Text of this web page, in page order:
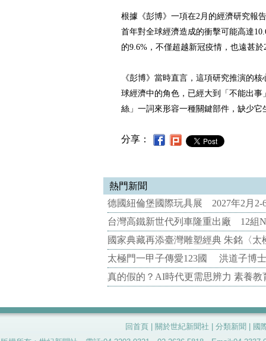
根據《彭博》一項在2月的經濟研究報
首年對全球經濟造成的衝擊可能高達
的9.6%，不僅超越新冠疫情，也遠甚於
《彭博》當時直言，這項研究推演的
球經濟中的角色，已經大到「不能出
絲」一詞來形容一種關鍵部件，缺少它
分享：
熱門新聞
德國紐倫堡國際玩具展 2027年2月2-
台灣高鐵新世代列車隆重出廠 12組
國家典藏再添臺灣雕塑經典 朱銘〈
太極門一甲子傳愛123國 洪道子博
真的假的？AI時代更需思辨力 素養
回首頁 關於世紀新聞社 分類新聞
國